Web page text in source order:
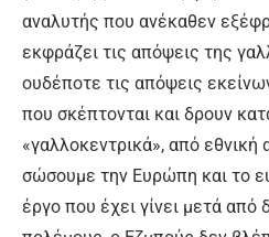
αναλυτής που ανέκαθεν
εκφράζει τις απόψεις της
ουδέποτε τις απόψεις
που σκέπτονται και δρουν
«γαλλοκεντρικά», από εθνική
σώσουμε την Ευρώπη και το
έργο που έχει γίνει μετά από